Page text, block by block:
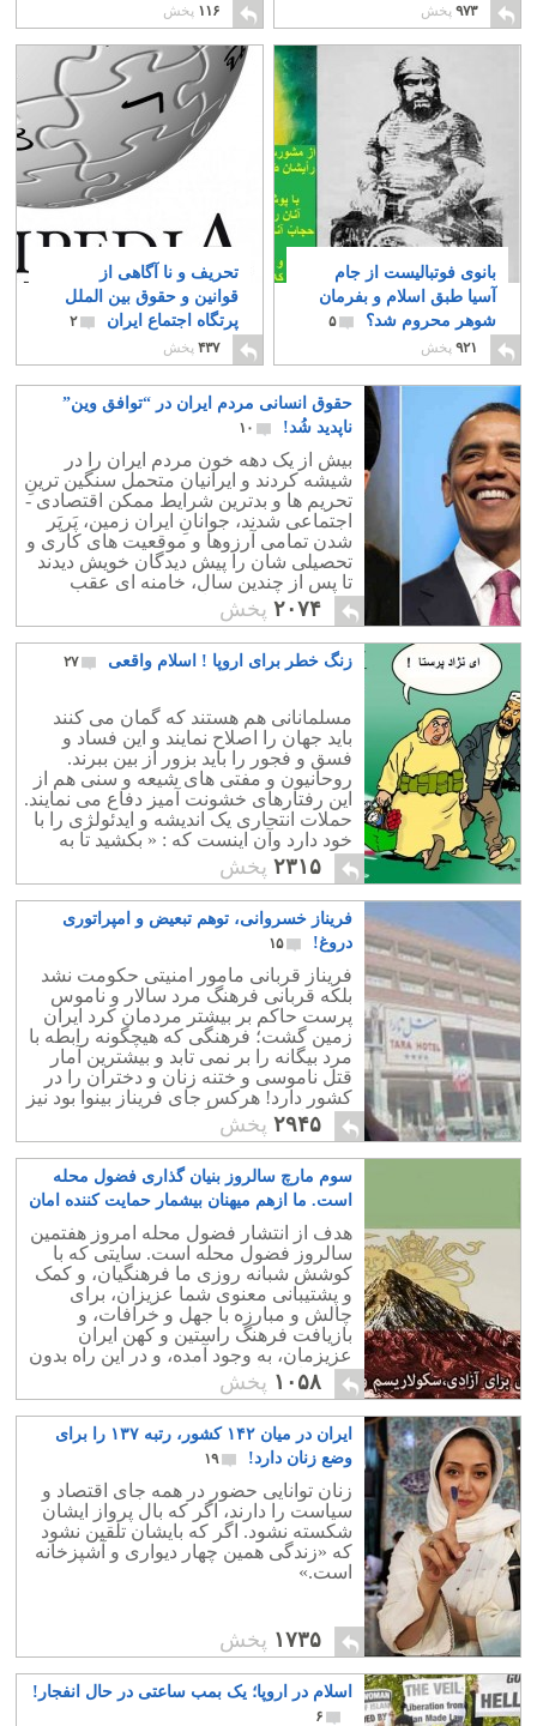
۹۷۳ پخش ۱۱۶ پخش
بانوی فوتبالیست از جام
آسیا طبق اسلام و بفرمان
شوهر محروم شد؟
۵
۹۲۱ پخش
تحریف و نا آگاهی از
قوانین و حقوق بین الملل
پرتگاه اجتماع ایران
۲
۴۳۷ پخش
حقوق انسانی مردم ایران در “توافق وین”
ناپدید شُد!
۱۰
بیش از یک دهه خون مردم ایران را در
شیشه کردند و ایرانیان متحمل سنگین ترینِ
تحریم ها و بدترین شرایط ممکن اقتصادی -
اجتماعی شدند، جوانانِ ایران زمین، پَرپَر
شدن تمامی آرزوها و موقعیت های کاری و
تحصیلی شان را پیش دیدگان خویش دیدند
تا پس از چندین سال، خامنه ای عقب
نشینی کرده و به خانه نخست خویش
بازگردد!
۲۰۷۴ پخش
زنگ خطر برای اروپا ! اسلام واقعی ۲۷
مسلمانانی هم هستند که گمان می کنند
باید جهان را اصلاح نمایند و این فساد و
فسق و فجور را باید بزور از بین ببرند.
روحانیون و مفتی های شیعه و سنی هم از
این رفتارهای خشونت آمیز دفاع می نمایند.
حملات انتحاری یک اندیشه و ایدئولژی را با
خود دارد وآن اینست که : « بکشید تا به
بهشت بروید !»
۲۳۱۵ پخش
فریناز خسروانی، توهم تبعیض و امپراتوری
دروغ!
۱۵
فریناز قربانی مامور امنیتی حکومت نشد
بلکه قربانی فرهنگ مرد سالار و ناموس
پرست حاکم بر بیشتر مردمان کرد ایران
زمین گشت؛ فرهنگی که هیچگونه رابطه با
مرد بیگانه را بر نمی تابد و بیشترین آمار
قتل ناموسی و ختنه زنان و دختران را در
کشور دارد! هرکس جای فریناز بینوا بود نیز
جز فرار، به چیز دیگری نمی اندیشید.
۲۹۴۵ پخش
سوم مارچ سالروز بنیان گذاری فضول محله
است. ما ازهم میهنان بیشمار حمایت کننده امان
سپاس بیکران داریم
هدف از انتشار فضول محله امروز هفتمین
سالروز فضول محله است. سایتی که با
کوشش شبانه روزی ما فرهنگیان، و کمک
و پشتیبانی معنوی شما عزیزان، برای
چالش و مبارزه با جهل و خرافات، و
بازیافت فرهنگ راستین و کهن ایران
عزیزمان، به وجود آمده، و در این راه بدون
چشمداشته از کسی از هیچ کوششی فرو
گذار نمی کنیم.
۱۰۵۸ پخش
ایران در میان ۱۴۲ کشور، رتبه ۱۳۷ را برای
وضع زنان دارد!
۱۹
زنان توانایی حضور در همه جای اقتصاد و
سیاست را دارند، اگر که بال پرواز ایشان
شکسته نشود. اگر که بایشان تلقین نشود
که «زندگی همین چهار دیواری و آشپزخانه
است.»
۱۷۳۵ پخش
اسلام در اروپا؛ یک بمب ساعتی در حال انفجار!
۶